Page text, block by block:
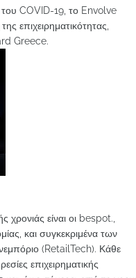
του COVID-19, το Envolve
επιχειρηματικότητας,
Greece.
χρονιάς είναι οι bespot.,
και συγκεκριμένα των
(RetailTech). Κάθε
επιχειρηματικής